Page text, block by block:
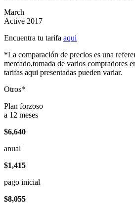
March
Active 2017
Encuentra tu tarifa aqui
*La comparación de precios es una
mercado,tomada de varios compradores
tarifas aqui presentadas pueden variar.
Otros*
Plan forzoso
a 12 meses
$6,640
anual
$1,415
pago inicial
$8,055